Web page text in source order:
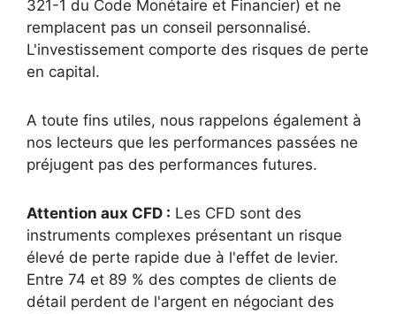
321-1 du Code Monétaire et Financier) et ne
remplacent pas un conseil personnalisé.
L'investissement comporte des risques de perte
en capital.
A toute fins utiles, nous rappelons également à
nos lecteurs que les performances passées ne
préjugent pas des performances futures.
Attention aux CFD : Les CFD sont des
instruments complexes présentant un risque
élevé de perte rapide due à l'effet de levier.
Entre 74 et 89 % des comptes de clients de
détail perdent de l'argent en négociant des